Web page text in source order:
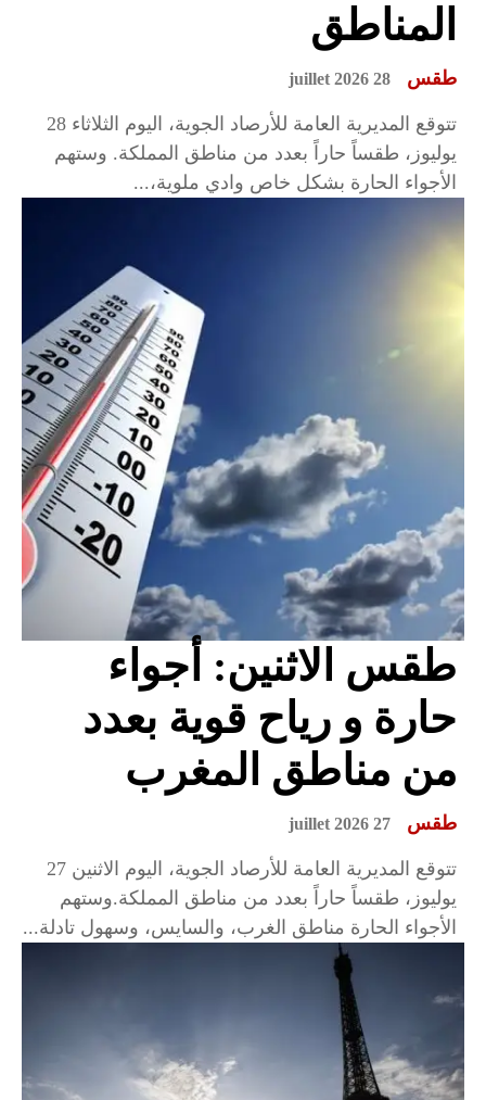
المناطق
طقس 28 juillet 2026
تتوقع المديرية العامة للأرصاد الجوية، اليوم الثلاثاء 28
يوليوز، طقساً حاراً بعدد من مناطق المملكة. وستهم
الأجواء الحارة بشكل خاص وادي ملوية،...
طقس الاثنين: أجواء
حارة و رياح قوية بعدد
من مناطق المغرب
طقس 27 juillet 2026
تتوقع المديرية العامة للأرصاد الجوية، اليوم الاثنين 27
يوليوز، طقساً حاراً بعدد من مناطق المملكة.وستهم
الأجواء الحارة مناطق الغرب، والسايس، وسهول تادلة...